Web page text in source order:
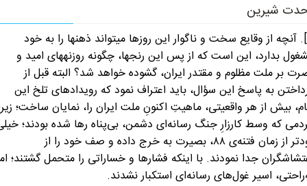
شیرین
[1]. آنچه از وقایع سخت و ناگوار این روزها میتواند ذهنها را به خود
بدارد، این است که از پس این رنجها، چگونه روزنههای امید و
بر ملت مظلوم و مقتدر ایران، گشوده خواهد شد؟ البته قبل از
به پاسخ این سؤال، باید اعتراف نمود که رویدادهای تلخ این
بیش از هر واقعیتی، ماهیتِ اکنونِ ملت ایران را، نمایان ساخت؛
که وسط کارزارِ جنگ رسانه‌ای دشمن، بی‌پناه رها شده بودند؛
زودتر از زمان فتنه‌ی ۸۸، بصیرت به خرج داده و صف خود را از
جدا نمودند. با اینکه فشارها و خساراتی را متحمل گشتند؛
اسیر غول‌های رسانه‌ای استکبار نشدند.